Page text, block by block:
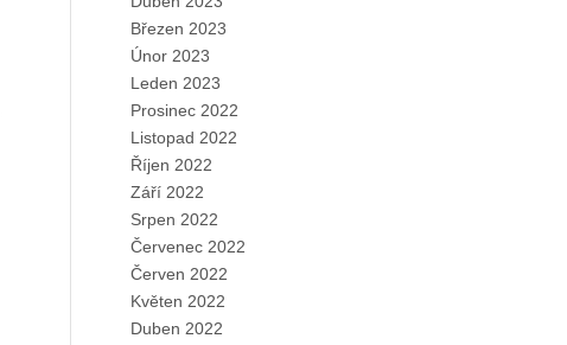
Březen 2023
Únor 2023
Leden 2023
Prosinec 2022
Listopad 2022
Říjen 2022
Září 2022
Srpen 2022
Červenec 2022
Červen 2022
Květen 2022
Duben 2022